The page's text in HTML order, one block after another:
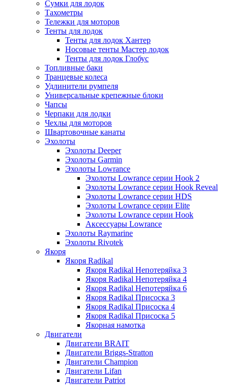
Сумки для лодок
Тахометры
Тележки для моторов
Тенты для лодок
Тенты для лодок Хантер
Носовые тенты Мастер лодок
Тенты для лодок Глобус
Топливные баки
Транцевые колеса
Удлинители румпеля
Универсальные крепежные блоки
Чапсы
Черпаки для лодки
Чехлы для моторов
Швартовочные канаты
Эхолоты
Эхолоты Deeper
Эхолоты Garmin
Эхолоты Lowrance
Эхолоты Lowrance серии Hook 2
Эхолоты Lowrance серии Hook Reveal
Эхолоты Lowrance серии HDS
Эхолоты Lowrance серии Elite
Эхолоты Lowrance серии Hook
Аксессуары Lowrance
Эхолоты Raymarine
Эхолоты Rivotek
Якоря
Якоря Radikal
Якоря Radikal Непотеряйка 3
Якоря Radikal Непотеряйка 4
Якоря Radikal Непотеряйка 6
Якоря Radikal Присоска 3
Якоря Radikal Присоска 4
Якоря Radikal Присоска 5
Якорная намотка
Двигатели
Двигатели BRAIT
Двигатели Briggs-Stratton
Двигатели Champion
Двигатели Lifan
Двигатели Patriot